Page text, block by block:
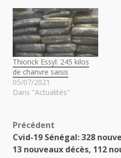
Thionck Essyl: 245 kilos
de chanvre saisis
05/07/2021
Dans "Actualités"
Navigation
d’article
Précédent
Cvid-19 Sénégal: 328
13 nouveaux décès, 112